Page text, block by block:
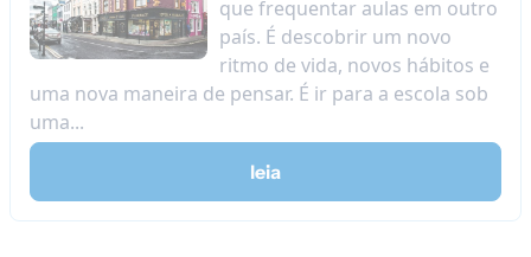
que frequentar aulas em outro
país. É descobrir um novo
ritmo de vida, novos hábitos e
uma nova maneira de pensar. É ir para a escola sob
uma...
leia